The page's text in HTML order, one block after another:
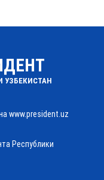
УЗБЕКИСТАН
www.president.uz
Республики